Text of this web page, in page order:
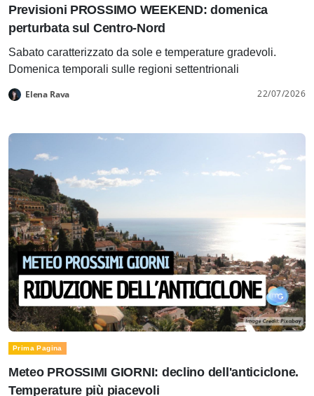
Previsioni PROSSIMO WEEKEND: domenica
perturbata sul Centro-Nord
Sabato caratterizzato da sole e temperature gradevoli.
Domenica temporali sulle regioni settentrionali
Elena Rava 22/07/2026
Prima Pagina
Meteo PROSSIMI GIORNI: declino dell'anticiclone.
Temperature più piacevoli